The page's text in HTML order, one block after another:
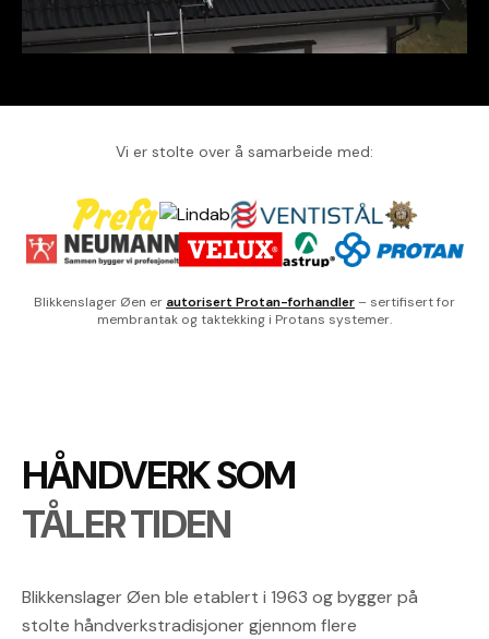
Vi er stolte over å samarbeide med:
Blikkenslager Øen er autorisert Protan-forhandler – sertifisert for
membrantak og taktekking i Protans systemer.
HÅNDVERK SOM
TÅLER TIDEN
Blikkenslager Øen ble etablert i 1963 og bygger på
stolte håndverkstradisjoner gjennom flere